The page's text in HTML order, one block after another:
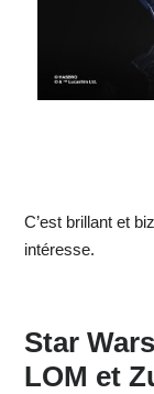
C’est brillant et
intéresse.
Star
LOM et